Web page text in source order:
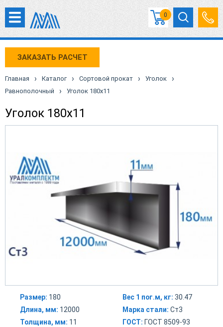
0
ЗАКАЗАТЬ РАСЧЕТ
Главная › Каталог › Сортовой прокат › Уголок ›
Равнополочный › Уголок 180х11
Уголок 180х11
Размер: 180
Длина, мм: 12000
Толщина, мм: 11
Вес 1 пог.м, кг: 30.47
Марка стали: Ст3
ГОСТ: ГОСТ 8509-93